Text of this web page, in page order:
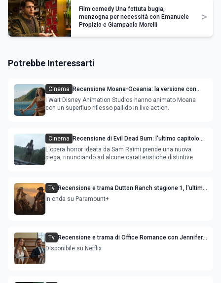
Film comedy Una fottuta bugia,
menzogna per necessità con Emanuele
Propizio e Giampaolo Morelli
>
Potrebbe Interessarti
Cinema
Recensione Moana-Oceania: la versione con
attori ripercorre il successo del film
I Walt Disney Animation Studios hanno animato Moana
con un superfluo riflesso pallido in live-action.
Cinema
Recensione di Evil Dead Burn: l'ultimo capitolo
della saga gioca con il fuoco e si brucia
L'opera horror ideata da Sam Raimi prende una nuova
piega, rinunciando ad alcune caratteristiche distintive
Tv Recensione e trama Dutton Ranch stagione 1, l'ultimo
episodio in onda venerdì 3 luglio
In onda su Paramount+
Tv Recensione e trama di Office Romance con Jennifer
Lopez
Disponibile su Netflix